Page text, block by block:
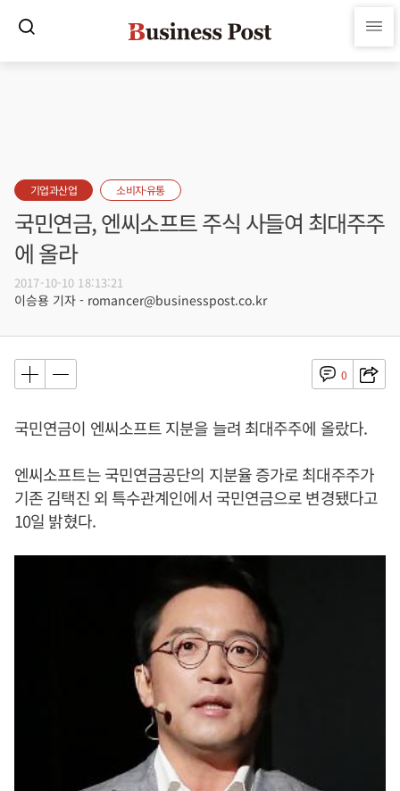
기업과산업 소비자·유통
국민연금, 엔씨소프트 주식 사들여 최대주주
에 올라
2017-10-10 18:13:21
이승용 기자 - romancer@businesspost.co.kr
0
국민연금이 엔씨소프트 지분을 늘려 최대주주에 올랐다.
엔씨소프트는 국민연금공단의 지분율 증가로 최대주주가
기존 김택진 외 특수관계인에서 국민연금으로 변경됐다고
10일 밝혔다.